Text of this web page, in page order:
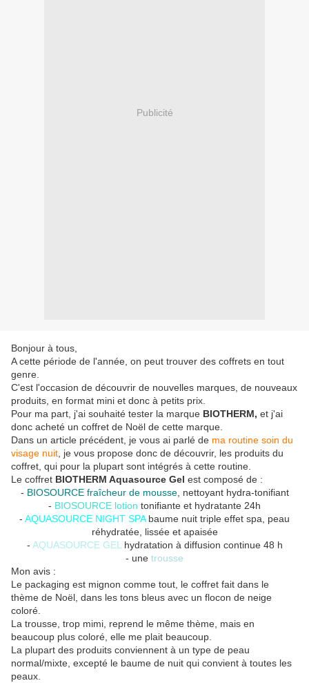
Publicité
Bonjour à tous,
A cette période de l'année, on peut trouver des coffrets en tout
genre.
C'est l'occasion de découvrir de nouvelles marques, de nouveaux
produits, en format mini et donc à petits prix.
Pour ma part, j'ai souhaité tester la marque BIOTHERM, et j'ai
donc acheté un coffret de Noël de cette marque.
Dans un article précédent, je vous ai parlé de ma routine soin du
visage nuit , je vous propose donc de découvrir, les produits du
coffret, qui pour la plupart sont intégrés à cette routine.
Le coffret BIOTHERM Aquasource Gel est composé de :
- BIOSOURCE fraîcheur de mousse, nettoyant hydra-tonifiant
- BIOSOURCE lotion tonifiante et hydratante 24h
- AQUASOURCE NIGHT SPAbaume nuit triple effet spa, peau
réhydratée, lissée et apaisée
- AQUASOURCE GEL hydratation à diffusion continue 48 h
- une trousse
Mon avis :
Le packaging est mignon comme tout, le coffret fait dans le
thème de Noël, dans les tons bleus avec un flocon de neige
coloré.
La trousse, trop mimi, reprend le même thème, mais en
beaucoup plus coloré, elle me plait beaucoup.
La plupart des produits conviennent à un type de peau
normal/mixte, excepté le baume de nuit qui convient à toutes les
peaux.